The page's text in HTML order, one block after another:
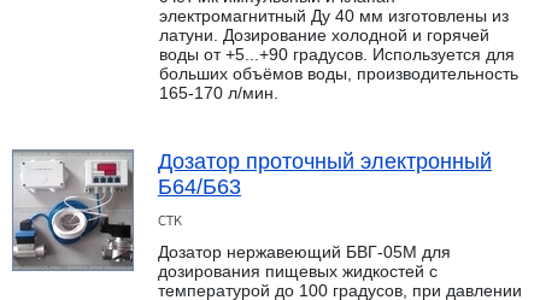
электромагнитный Ду 40 мм изготовлены из
латуни. Дозирование холодной и горячей
воды от +5...+90 градусов. Используется для
больших объёмов воды, производительность
165-170 л/мин.
Дозатор проточный электронный
Б64/Б63
СТК
Дозатор нержавеющий БВГ-05М для
дозирования пищевых жидкостей с
температурой до 100 градусов, при давлении